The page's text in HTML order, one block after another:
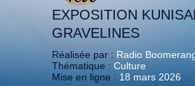
EXPOSITION
GRAVELINES
Réalisée par : Radio
Thématique : Culture
Mise en ligne : 18 mars 2026